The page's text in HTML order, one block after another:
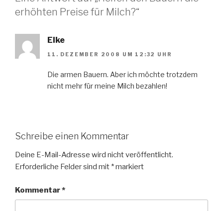
erhöhten Preise für Milch?“
Elke
11. DEZEMBER 2008 UM 12:32 UHR
Die armen Bauern. Aber ich möchte trotzdem
nicht mehr für meine Milch bezahlen!
Schreibe einen Kommentar
Deine E-Mail-Adresse wird nicht veröffentlicht.
Erforderliche Felder sind mit *markiert
Kommentar*